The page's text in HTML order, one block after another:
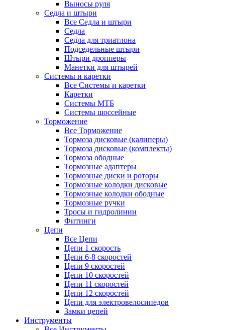
Выносы руля
Седла и штыри
Все Седла и штыри
Седла
Седла для триатлона
Подседельные штыри
Штыри дропперы
Манетки для штырей
Системы и каретки
Все Системы и каретки
Каретки
Системы МТБ
Системы шоссейные
Торможение
Все Торможение
Тормоза дисковые (калиперы)
Тормоза дисковые (комплекты)
Тормоза ободные
Тормозные адаптеры
Тормозные диски и роторы
Тормозные колодки дисковые
Тормозные колодки ободные
Тормозные ручки
Тросы и гидролинии
Фитинги
Цепи
Все Цепи
Цепи 1 скорость
Цепи 6-8 скоростей
Цепи 9 скоростей
Цепи 10 скоростей
Цепи 11 скоростей
Цепи 12 скоростей
Цепи для электровелосипедов
Замки цепей
Инструменты